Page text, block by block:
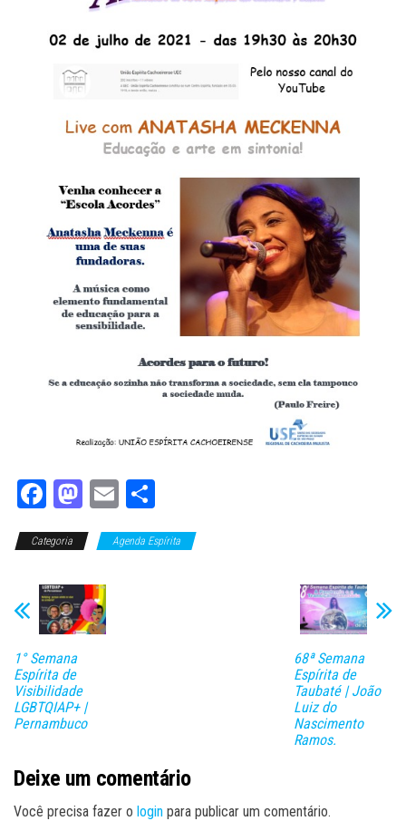
Fa
bo
ok
M
to
do
n
E
ail e
Categoria Agenda Espírita
1° Semana
Espírita de
Visibilidade
LGBTQIAP+ |
Pernambuco
68ª Semana
Espírita de
Taubaté | João
Luiz do
Nascimento
Ramos.
Deixe um comentário
Você precisa fazer o login para publicar um comentário.